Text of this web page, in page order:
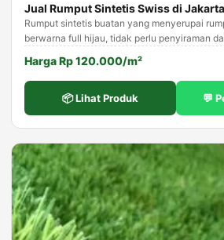
Jual Rumput Sintetis Swiss di
Rumput sintetis buatan yang menyerupai
berwarna full hijau, tidak perlu penyiraman
Harga Rp 120.000/m²
📦 Lihat Produk 💬